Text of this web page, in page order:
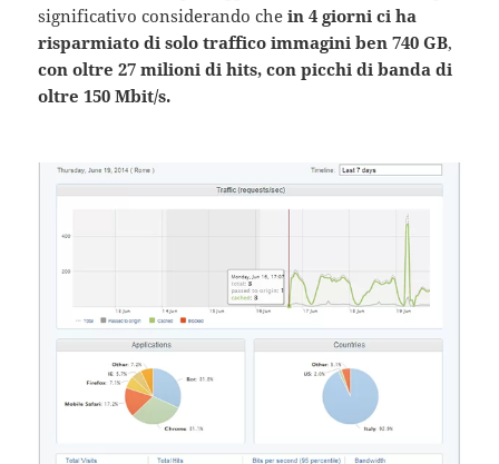
significativo considerando che in 4 giorni ci ha
risparmiato di solo traffico immagini ben 740 GB,
con oltre 27 milioni di hits, con picchi di banda di
oltre 150 Mbit/s.